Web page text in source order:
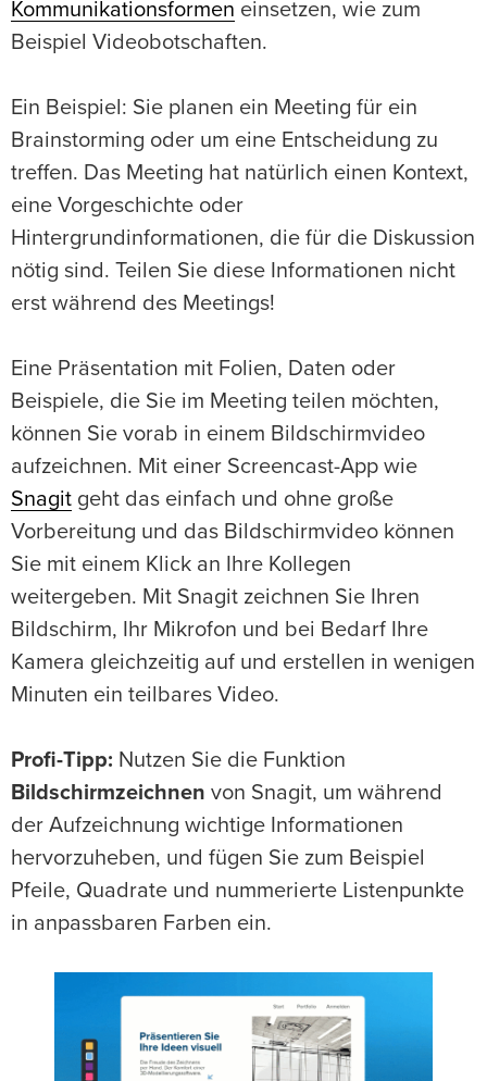
Kommunikationsformen einsetzen, wie zum
Beispiel Videobotschaften.
Ein Beispiel: Sie planen ein Meeting für ein
Brainstorming oder um eine Entscheidung zu
treffen. Das Meeting hat natürlich einen Kontext,
eine Vorgeschichte oder
Hintergrundinformationen, die für die Diskussion
nötig sind. Teilen Sie diese Informationen nicht
erst während des Meetings!
Eine Präsentation mit Folien, Daten oder
Beispiele, die Sie im Meeting teilen möchten,
können Sie vorab in einem Bildschirmvideo
aufzeichnen. Mit einer Screencast-App wie
Snagit geht das einfach und ohne große
Vorbereitung und das Bildschirmvideo können
Sie mit einem Klick an Ihre Kollegen
weitergeben. Mit Snagit zeichnen Sie Ihren
Bildschirm, Ihr Mikrofon und bei Bedarf Ihre
Kamera gleichzeitig auf und erstellen in wenigen
Minuten ein teilbares Video.
Profi-Tipp: Nutzen Sie die Funktion
Bildschirmzeichnen von Snagit, um während
der Aufzeichnung wichtige Informationen
hervorzuheben, und fügen Sie zum Beispiel
Pfeile, Quadrate und nummerierte Listenpunkte
in anpassbaren Farben ein.